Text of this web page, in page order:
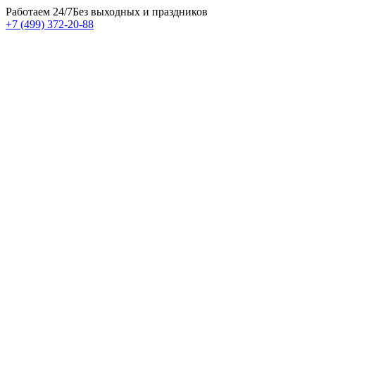
Работаем 24/7Без выходных и праздников
+7 (499) 372-20-88